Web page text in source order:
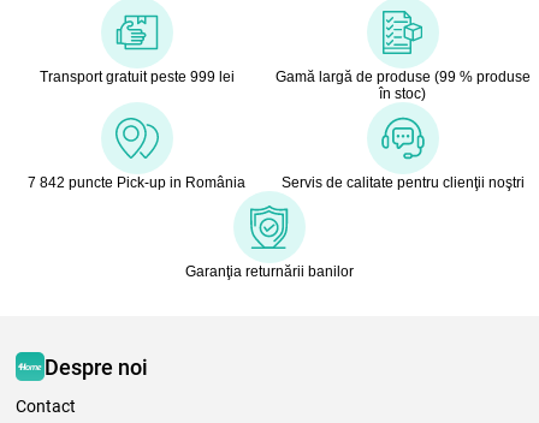
Transport gratuit peste 999 lei
Gamă largă de produse (99 % produse
în stoc)
7 842 puncte Pick-up in România Servis de calitate pentru clienţii noştri
Garanţia returnării banilor
Despre noi
Contact